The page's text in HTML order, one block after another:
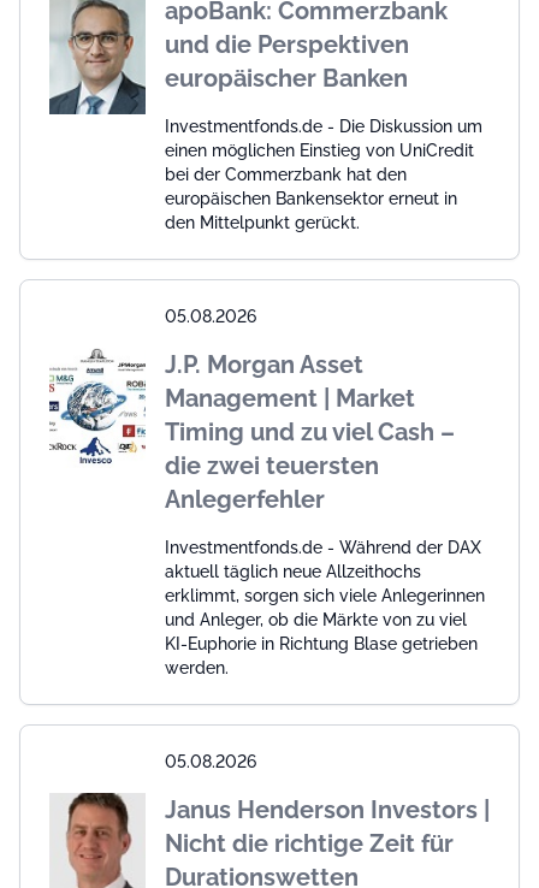
apoBank: Commerzbank
und die Perspektiven
europäischer Banken
Investmentfonds.de - Die Diskussion um
einen möglichen Einstieg von UniCredit
bei der Commerzbank hat den
europäischen Bankensektor erneut in
den Mittelpunkt gerückt.
05.08.2026
J.P. Morgan Asset
Management | Market
Timing und zu viel Cash –
die zwei teuersten
Anlegerfehler
Investmentfonds.de - Während der DAX
aktuell täglich neue Allzeithochs
erklimmt, sorgen sich viele Anlegerinnen
und Anleger, ob die Märkte von zu viel
KI-Euphorie in Richtung Blase getrieben
werden.
05.08.2026
Janus Henderson Investors |
Nicht die richtige Zeit für
Durationswetten